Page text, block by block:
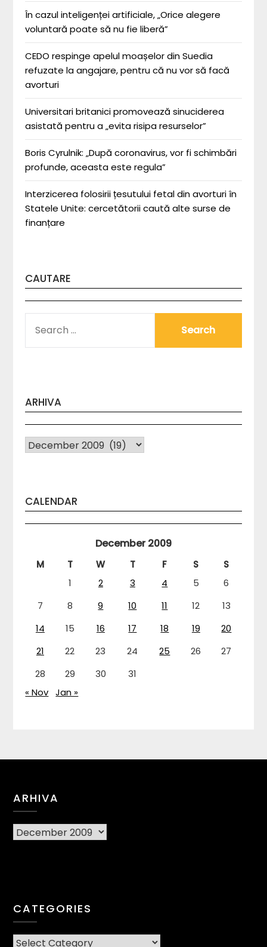
În cazul inteligenței artificiale, „Orice alegere
voluntară poate să nu fie liberă”
CEDO respinge apelul moașelor din Suedia
refuzate la angajare, pentru că nu vor să facă
avorturi
Universitari britanici promovează sinuciderea
asistată pentru a „evita risipa resurselor”
Boris Cyrulnik: „După coronavirus, vor fi schimbări
profunde, aceasta este regula”
Interzicerea folosirii țesutului fetal din avorturi în
Statele Unite: cercetătorii caută alte surse de
finanțare
CAUTARE
FOR:
ARHIVA
Arhiva
CALENDAR
December 2009
M T W T F S
S
1
2 3 4 5
6
7
8 9 10 11 12
13
14
15 16 17 18 19
20
21
22 23 24 25 26
27
28
29 30
31
« Nov Jan »
ARHIVA
Arhiva
CATEGORIES
CATEGORIES